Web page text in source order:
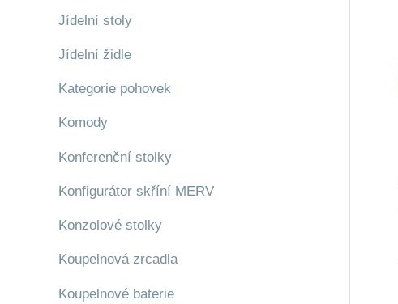
Jídelní stoly
Jídelní židle
Kategorie pohovek
Komody
Konferenční stolky
Konfigurátor skříní MERV
Konzolové stolky
Koupelnová zrcadla
Koupelnové baterie